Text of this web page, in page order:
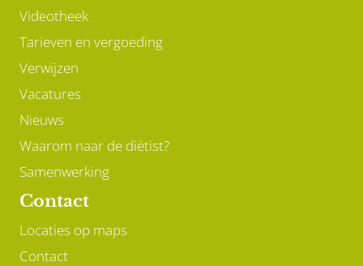
Videotheek
Tarieven en vergoeding
Verwijzen
Vacatures
Nieuws
Waarom naar de diëtist?
Samenwerking
Contact
Locaties op maps
Contact